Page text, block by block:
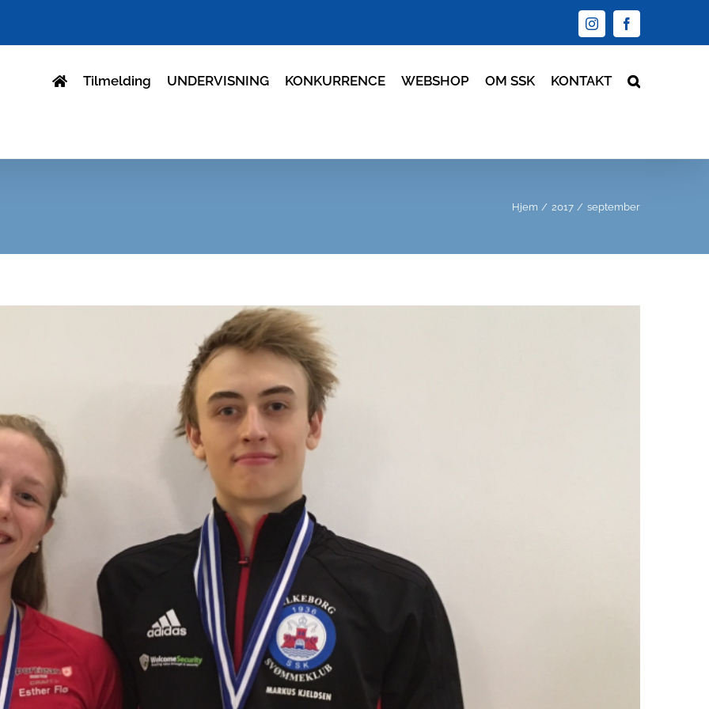
InstagramFacebook
Tilmelding UNDERVISNING KONKURRENCE WEBSHOP OM SSK KONTAKT
Hjem 2017 september